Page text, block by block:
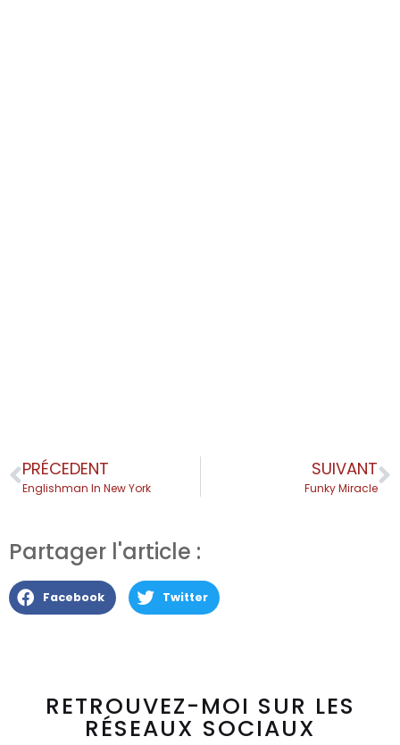
PRÉCEDENT
Englishman In New York
SUIVANT
Funky Miracle
Partager l'article :
Facebook Twitter
RETROUVEZ-MOI SUR LES
RÉSEAUX SOCIAUX